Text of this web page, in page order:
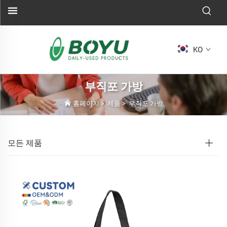
KO
부직포 가방
홈페이지 > 제품 >부직포 가방
모든 제품